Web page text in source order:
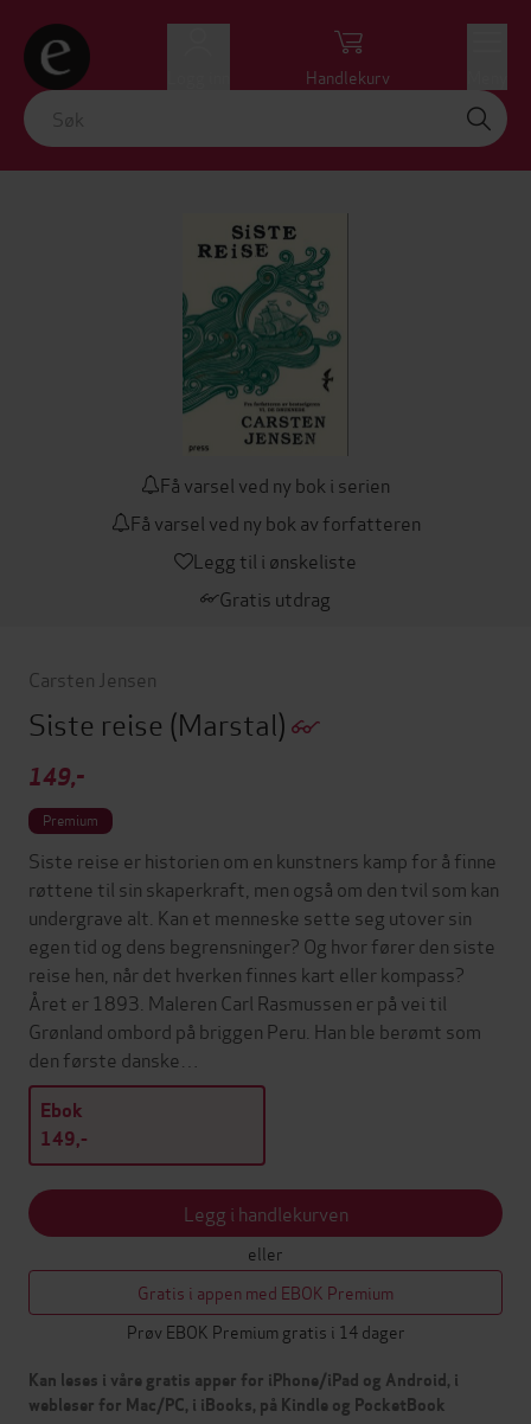
Handlekurv
Få varsel ved ny bok i serien
Få varsel ved ny bok av forfatteren
Legg til i ønskeliste
Gratis utdrag
Carsten Jensen
Siste reise (Marstal)
149,-
Premium
Siste reise er historien om en kunstners kamp for å finne
røttene til sin skaperkraft, men også om den tvil som kan
undergrave alt. Kan et menneske sette seg utover sin
egen tid og dens begrensninger? Og hvor fører den siste
reise hen, når det hverken finnes kart eller kompass?
Året er 1893. Maleren Carl Rasmussen er på vei til
Grønland ombord på briggen Peru. Han ble berømt som
den første danske…
Ebok
149,-
Legg i handlekurven
eller
Gratis i appen med EBOK Premium
Prøv EBOK Premium gratis i 14 dager
Kan leses i våre gratis apper for iPhone/iPad og Android, i
webleser for Mac/PC, i iBooks, på Kindle og PocketBook